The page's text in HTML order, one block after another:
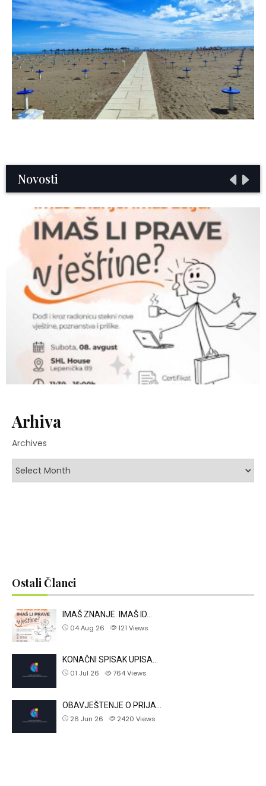
Novosti
Arhiva
Archives
Ostali Članci
IMAŠ ZNANJE. IMAŠ ID…
04 Aug 26
121 Views
KONAČNI SPISAK UPISA…
01 Jul 26
764Views
OBAVJEŠTENJE O PRIJA…
26 Jun 26
2420 Views